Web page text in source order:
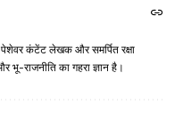
कंटेंट लेखक और समर्पित रक्षा
भू-राजनीति का गहरा ज्ञान है।